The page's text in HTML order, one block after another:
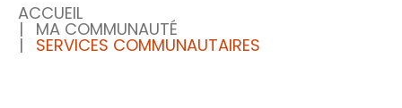
ACCUEIL
MA COMMUNAUTÉ
SERVICES COMMUNAUTAIRES